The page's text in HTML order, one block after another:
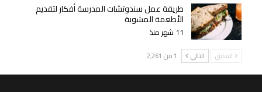
طريقة عمل سندوتشات المدرسة أفكار لتقديم
الأطعمة المشوية
11 شهر منذ
السابق التالي 1 من 2٬261